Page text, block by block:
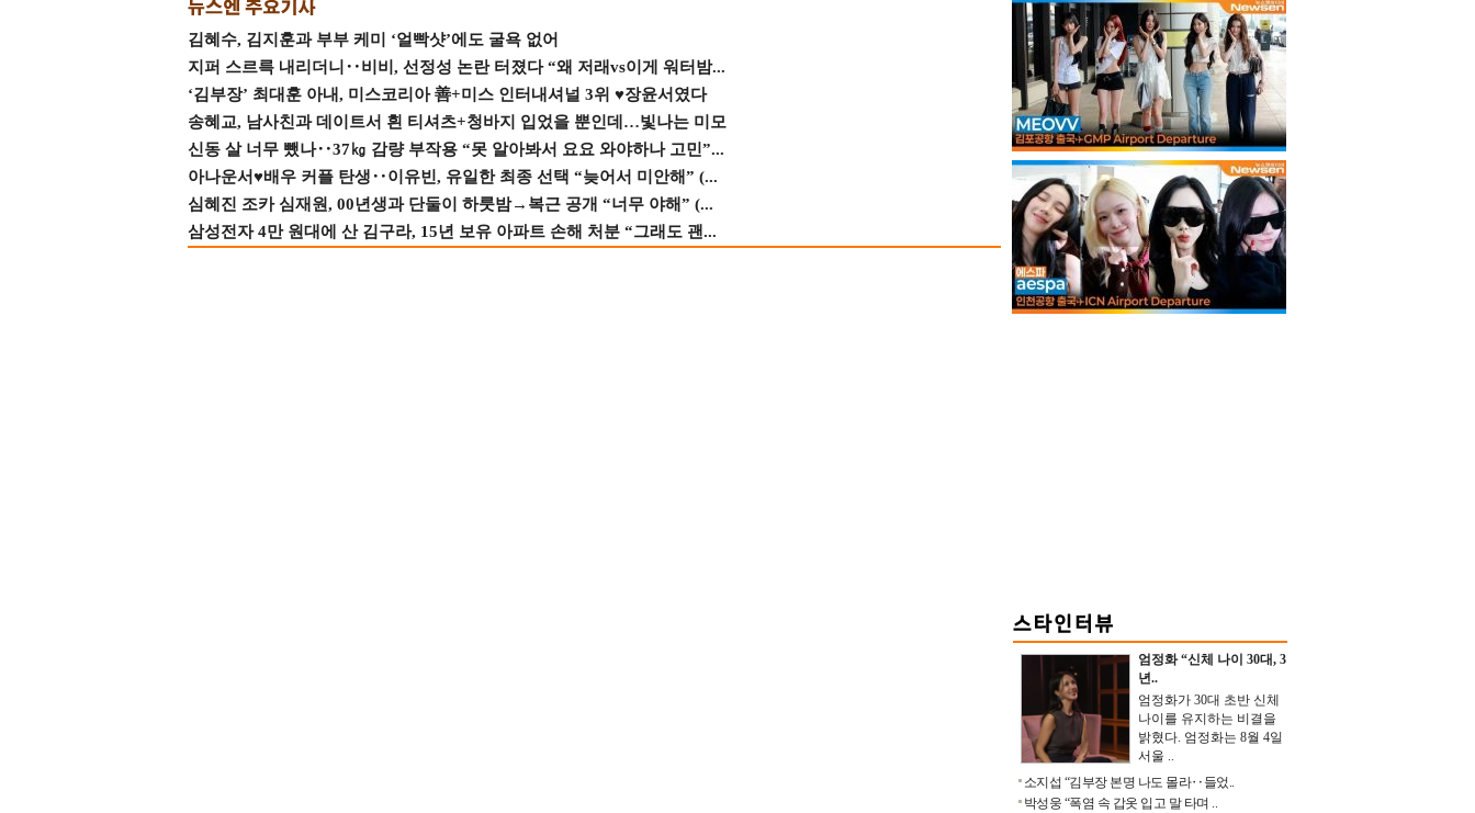
김혜수, 김지훈과 부부 케미 ‘얼빡샷’에도 굴욕 없어
지퍼 스르륵 내리더니‥비비, 선정성 논란 터졌다 “왜 저래vs이게 워터밤...
‘김부장’ 최대훈 아내, 미스코리아 善+미스 인터내셔널 3위 ♥장윤서였다
송혜교, 남사친과 데이트서 흰 티셔츠+청바지 입었을 뿐인데…빛나는 미모
신동 살 너무 뺐나‥37㎏ 감량 부작용 “못 알아봐서 요요 와야하나 고민”...
아나운서♥배우 커플 탄생‥이유빈, 유일한 최종 선택 “늦어서 미안해” (...
심혜진 조카 심재원, 00년생과 단둘이 하룻밤→복근 공개 “너무 야해” (...
삼성전자 4만 원대에 산 김구라, 15년 보유 아파트 손해 처분 “그래도 괜...
엄정화 “신체 나이 30대, 3
년..
엄정화가 30대 초반 신체
나이를 유지하는 비결을
밝혔다. 엄정화는 8월 4일
서울 ..
소지섭 “김부장 본명 나도 몰라‥들었..
박성웅 “폭염 속 갑옷 입고 말 타며 ..